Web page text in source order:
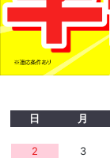
日
月
2
3